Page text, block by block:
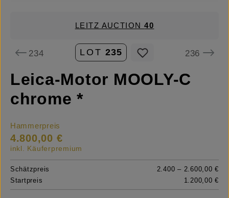
LEITZ AUCTION40
234 LOT 235 236
Leica-Motor MOOLY-C
chrome *
Hammerpreis
4.800,00 €
inkl. Käuferpremium
Schätzpreis
2.400 – 2.600,00 €
Startpreis
1.200,00 €